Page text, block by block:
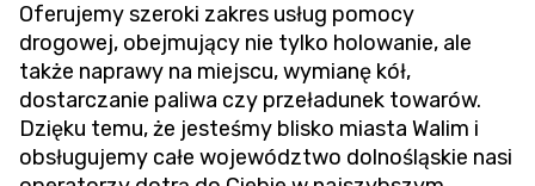
Oferujemy szeroki zakres usług pomocy
drogowej, obejmujący nie tylko holowanie, ale
także naprawy na miejscu, wymianę kół,
dostarczanie paliwa czy przeładunek towarów.
Dzięku temu, że jesteśmy blisko miasta Walim i
obsługujemy całe województwo dolnośląskie nasi